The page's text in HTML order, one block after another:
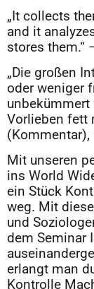
„It collects
and it
stores them.“
„Die großen
oder weniger
unbekümmert
Vorlieben fett
Mit unseren
ins World
ein Stück
weg. Mit
und
dem Seminar
erlangt man
Kontrolle